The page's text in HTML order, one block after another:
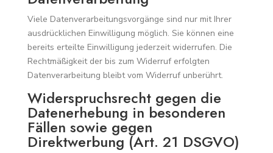
Viele Datenverarbeitungsvorgänge sind nur mit Ihrer
ausdrücklichen Einwilligung möglich. Sie können eine
bereits erteilte Einwilligung jederzeit widerrufen. Die
Rechtmäßigkeit der bis zum Widerruf erfolgten
Datenverarbeitung bleibt vom Widerruf unberührt.
Widerspruchsrecht gegen die
Datenerhebung in besonderen
Fällen sowie gegen
Direktwerbung (Art. 21 DSGVO)